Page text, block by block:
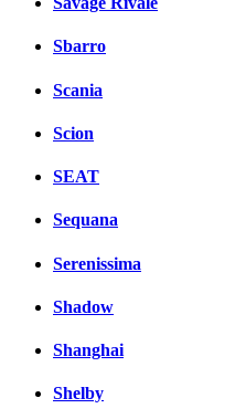
Sbarro
Scania
Scion
SEAT
Sequana
Serenissima
Shadow
Shanghai
Shelby